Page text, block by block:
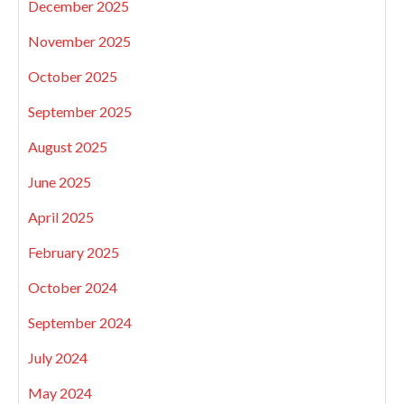
December 2025
November 2025
October 2025
September 2025
August 2025
June 2025
April 2025
February 2025
October 2024
September 2024
July 2024
May 2024